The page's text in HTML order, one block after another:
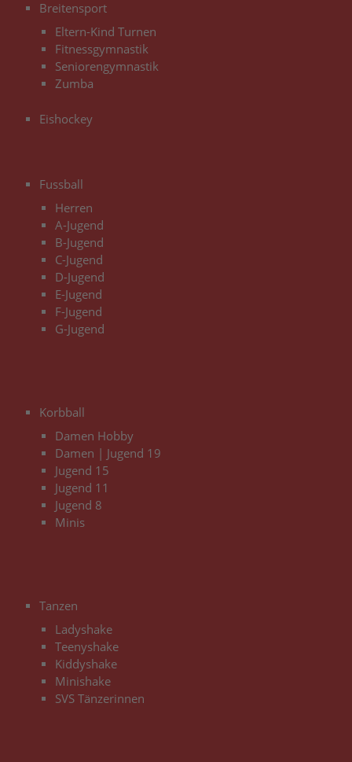
Breitensport
Eltern-Kind Turnen
Fitnessgymnastik
Seniorengymnastik
Zumba
Eishockey
Fussball
Herren
A-Jugend
B-Jugend
C-Jugend
D-Jugend
E-Jugend
F-Jugend
G-Jugend
Korbball
Damen Hobby
Damen | Jugend 19
Jugend 15
Jugend 11
Jugend 8
Minis
Tanzen
Ladyshake
Teenyshake
Kiddyshake
Minishake
SVS Tänzerinnen